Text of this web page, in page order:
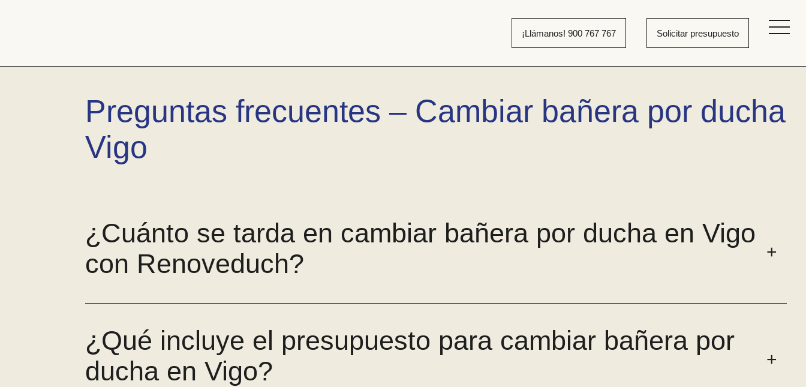
¡Llámanos! 900 767 767 Solicitar presupuesto
Preguntas frecuentes – Cambiar bañera por ducha
Vigo
¿Cuánto se tarda en cambiar bañera por ducha en Vigo
con Renoveduch?
¿Qué incluye el presupuesto para cambiar bañera por
ducha en Vigo?